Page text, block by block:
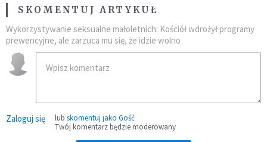
SKOMENTUJ ARTYKUŁ
Wykorzystywanie seksualne małoletnich: Kościół wdrożył programy
prewencyjne, ale zarzuca mu się, że idzie wolno
Zaloguj się lub skomentuj jako Gość
Twój komentarz będzie moderowany